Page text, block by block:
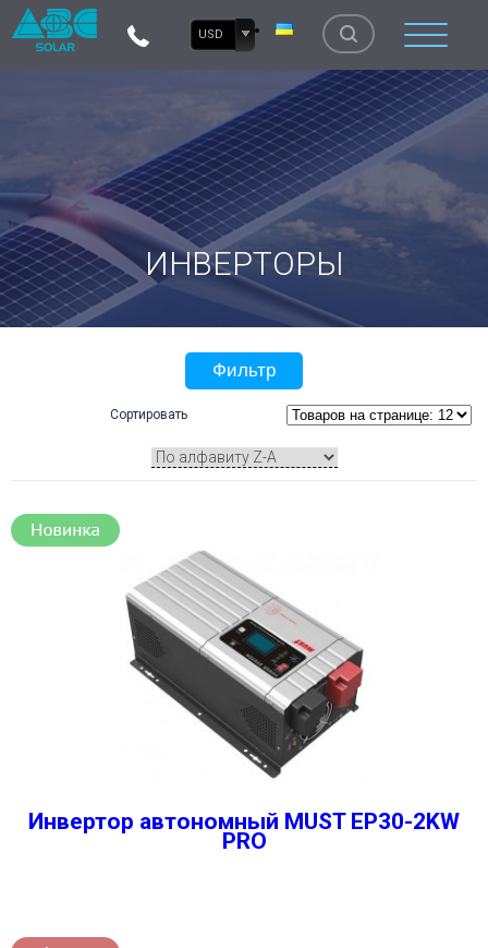
USD
ИНВЕРТОРЫ
Фильтр
Сортировать
Инвертор автономный MUST EP30-2KW
PRO